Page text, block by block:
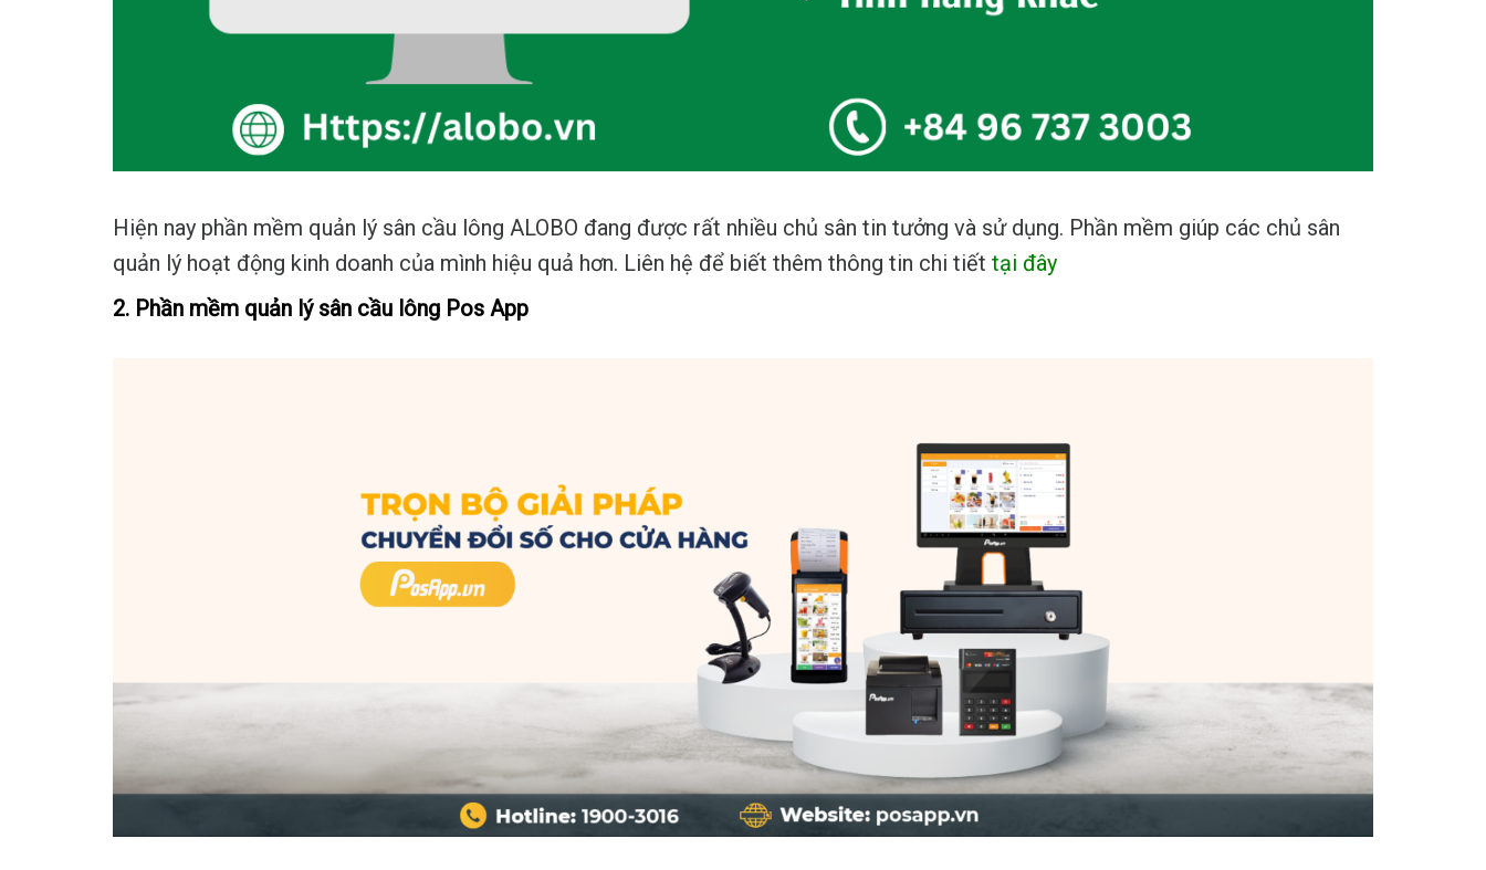
Hiện nay phần mềm quản lý sân cầu lông ALOBO đang được rất nhiều chủ sân tin tưởng và sử dụng. Phần mềm giúp các chủ sân
quản lý hoạt động kinh doanh của mình hiệu quả hơn. Liên hệ để biết thêm thông tin chi tiết tại đây
2. Phần mềm quản lý sân cầu lông Pos App